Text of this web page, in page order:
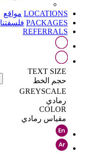
LOCATIONS مواقع
PACKAGES فلسفتنا
REFERRALS
TEXT SIZE
حجم الخط
GREYSCALE
رمادي
COLOR
مقياس رمادي